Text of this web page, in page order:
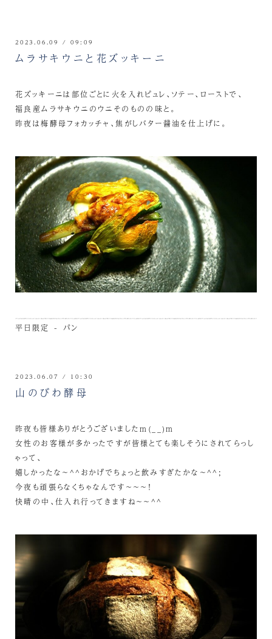
2023.06.09 / 09:09
ムラサキウニと花ズッキーニ
花ズッキーニは部位ごとに火を入れピュレ、ソテー、ローストで、
福良産ムラサキウニのウニそのものの味と。
昨夜は梅酵母フォカッチャ、焦がしバター醤油を仕上げに。
平日限定 - パン
2023.06.07 / 10:30
山のびわ酵母
昨夜も皆様ありがとうございましたm(__)m
女性のお客様が多かったですが皆様とても楽しそうにされてらっし
ゃって、
嬉しかったな～^^おかげでちょっと飲みすぎたかな～^^;
今夜も頑張らなくちゃなんです～～～！
快晴の中、仕入れ行ってきますね～～^^